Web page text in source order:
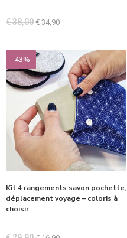
€38,00 € 34,90
-43%
Kit 4 rangements savon pochette,
déplacement voyage – coloris à
choisir